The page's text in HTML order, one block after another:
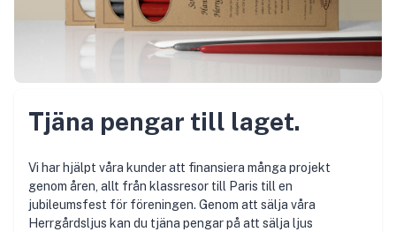
Tjäna pengar till laget.
Vi har hjälpt våra kunder att finansiera många projekt
genom åren, allt från klassresor till Paris till en
jubileumsfest för föreningen. Genom att sälja våra
Herrgårdsljus kan du tjäna pengar på att sälja ljus